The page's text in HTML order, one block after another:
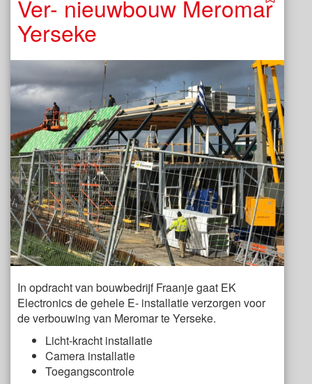
Ver- nieuwbouw Meromar
Yerseke
In opdracht van bouwbedrijf Fraanje gaat EK
Electronics de gehele E- installatie verzorgen voor
de verbouwing van Meromar te Yerseke.
Licht-kracht installatie
Camera installatie
Toegangscontrole